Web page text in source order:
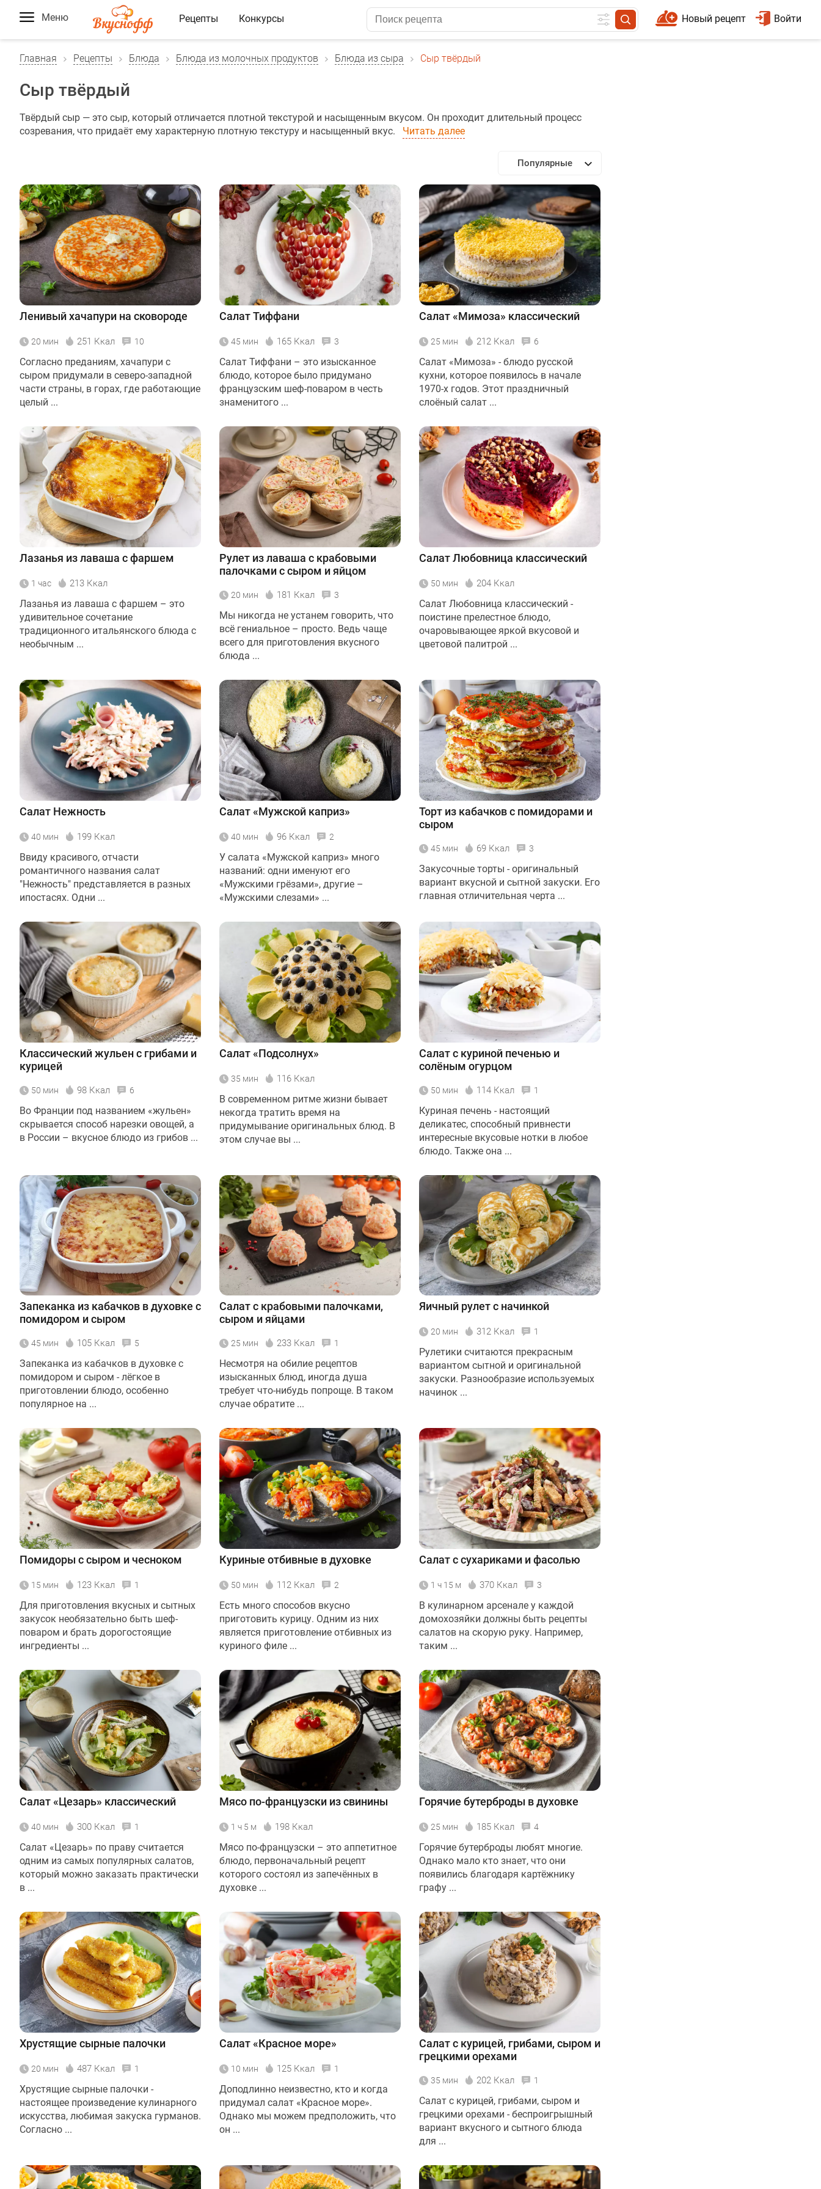
Меню Рецепты Конкурсы Войти
Новый рецепт
Главная Рецепты Блюда Блюда из молочных продуктов Блюда из сыра Сыр твёрдый
Сыр твёрдый
Твёрдый сыр — это сыр, который отличается плотной текстурой и насыщенным вкусом. Он проходит длительный процесс
созревания, что придаёт ему характерную плотную текстуру и насыщенный вкус.
Читать далее
Популярные
Ленивый хачапури на сковороде
20 мин 251 Ккал 10
Согласно преданиям, хачапури с
сыром придумали в северо-западной
части страны, в горах, где работающие
целый ...
Салат Тиффани
45 мин 165 Ккал 3
Салат Тиффани – это изысканное
блюдо, которое было придумано
французским шеф-поваром в честь
знаменитого ...
Салат «Мимоза» классический
25 мин 212 Ккал 6
Салат «Мимоза» - блюдо русской
кухни, которое появилось в начале
1970-х годов. Этот праздничный
слоёный салат ...
Лазанья из лаваша с фаршем
1 час 213 Ккал
Лазанья из лаваша с фаршем – это
удивительное сочетание
традиционного итальянского блюда с
необычным ...
Рулет из лаваша с крабовыми
палочками с сыром и яйцом
20 мин 181 Ккал 3
Мы никогда не устанем говорить, что
всё гениальное – просто. Ведь чаще
всего для приготовления вкусного
блюда ...
Салат Любовница классический
50 мин 204 Ккал
Салат Любовница классический -
поистине прелестное блюдо,
очаровывающее яркой вкусовой и
цветовой палитрой ...
Салат Нежность
40 мин 199 Ккал
Ввиду красивого, отчасти
романтичного названия салат
"Нежность" представляется в разных
ипостасях. Одни ...
Салат «Мужской каприз»
40 мин 96 Ккал 2
У салата «Мужской каприз» много
названий: одни именуют его
«Мужскими грёзами», другие –
«Мужскими слезами» ...
Торт из кабачков с помидорами и
сыром
45 мин 69 Ккал 3
Закусочные торты - оригинальный
вариант вкусной и сытной закуски. Его
главная отличительная черта ...
Классический жульен с грибами и
курицей
50 мин 98 Ккал 6
Во Франции под названием «жульен»
скрывается способ нарезки овощей, а
в России – вкусное блюдо из грибов ...
Салат «Подсолнух»
35 мин 116 Ккал
В современном ритме жизни бывает
некогда тратить время на
придумывание оригинальных блюд. В
этом случае вы ...
Салат с куриной печенью и
солёным огурцом
50 мин 114 Ккал 1
Куриная печень - настоящий
деликатес, способный привнести
интересные вкусовые нотки в любое
блюдо. Также она ...
Запеканка из кабачков в духовке с
помидором и сыром
45 мин 105 Ккал 5
Запеканка из кабачков в духовке с
помидором и сыром - лёгкое в
приготовлении блюдо, особенно
популярное на ...
Салат с крабовыми палочками,
сыром и яйцами
25 мин 233 Ккал 1
Несмотря на обилие рецептов
изысканных блюд, иногда душа
требует что-нибудь попроще. В таком
случае обратите ...
Яичный рулет с начинкой
20 мин 312 Ккал 1
Рулетики считаются прекрасным
вариантом сытной и оригинальной
закуски. Разнообразие используемых
начинок ...
Помидоры с сыром и чесноком
15 мин 123 Ккал 1
Для приготовления вкусных и сытных
закусок необязательно быть шеф-
поваром и брать дорогостоящие
ингредиенты ...
Куриные отбивные в духовке
50 мин 112 Ккал 2
Есть много способов вкусно
приготовить курицу. Одним из них
является приготовление отбивных из
куриного филе ...
Салат с сухариками и фасолью
1 ч 15 м 370 Ккал 3
В кулинарном арсенале у каждой
домохозяйки должны быть рецепты
салатов на скорую руку. Например,
таким ...
Салат «Цезарь» классический
40 мин 300 Ккал 1
Салат «Цезарь» по праву считается
одним из самых популярных салатов,
который можно заказать практически
в ...
Мясо по-французски из свинины
1 ч 5 м 198 Ккал
Мясо по-французски – это аппетитное
блюдо, первоначальный рецепт
которого состоял из запечённых в
духовке ...
Горячие бутерброды в духовке
25 мин 185 Ккал 4
Горячие бутерброды любят многие.
Однако мало кто знает, что они
появились благодаря картёжнику
графу ...
Хрустящие сырные палочки
20 мин 487 Ккал 1
Хрустящие сырные палочки -
настоящее произведение кулинарного
искусства, любимая закуска гурманов.
Согласно ...
Салат «Красное море»
10 мин 125 Ккал 1
Доподлинно неизвестно, кто и когда
придумал салат «Красное море».
Однако мы можем предположить, что
он ...
Салат с курицей, грибами, сыром и
грецкими орехами
35 мин 202 Ккал 1
Салат с курицей, грибами, сыром и
грецкими орехами - беспроигрышный
вариант вкусного и сытного блюда
для ...